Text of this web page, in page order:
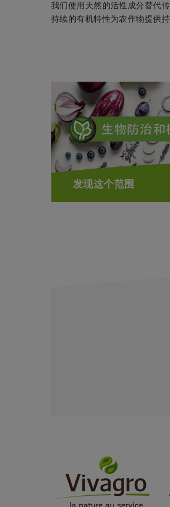
我们使用天然的活性成分替代
持续的有机特性为农作物提供
发现这个范围